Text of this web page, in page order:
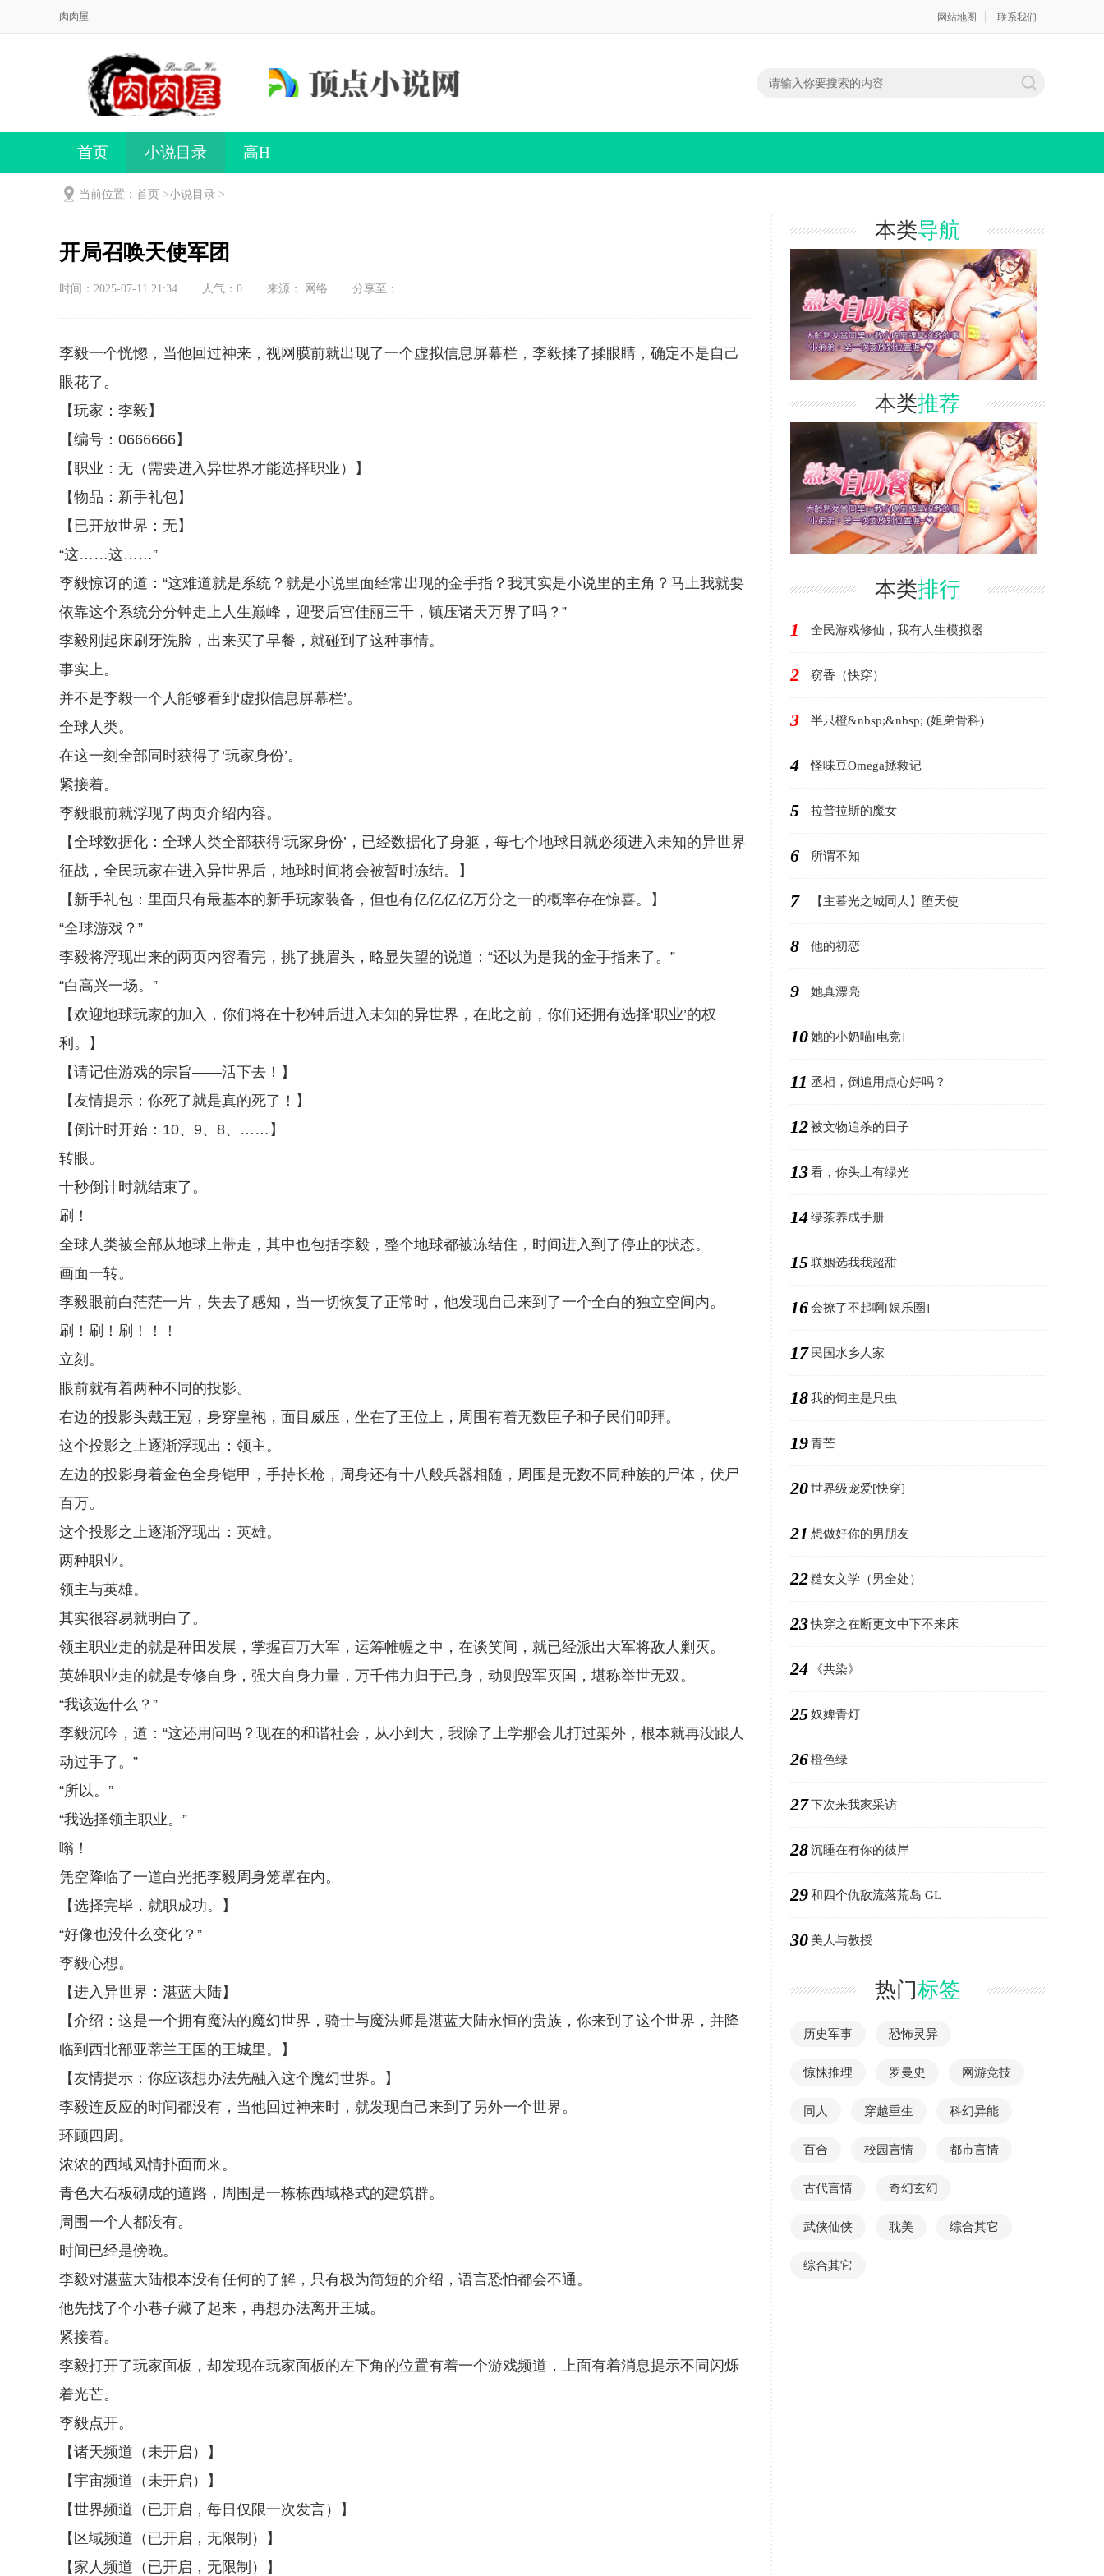
肉肉屋 网站地图 联系我们
首页 小说目录 高H
当前位置：首页 >小说目录 >
开局召唤天使军团
时间：2025-07-11 21:34 人气： 0 来源： 网络 分享至：
李毅一个恍惚，当他回过神来，视网膜前就出现了一个虚拟信息屏幕栏，李毅揉了揉眼睛，确定不是自己
眼花了。
【玩家：李毅】
【编号：0666666】
【职业：无（需要进入异世界才能选择职业）】
【物品：新手礼包】
【已开放世界：无】
“这……这……”
李毅惊讶的道：“这难道就是系统？就是小说里面经常出现的金手指？我其实是小说里的主角？马上我就要
依靠这个系统分分钟走上人生巅峰，迎娶后宫佳丽三千，镇压诸天万界了吗？”
李毅刚起床刷牙洗脸，出来买了早餐，就碰到了这种事情。
事实上。
并不是李毅一个人能够看到‘虚拟信息屏幕栏’。
全球人类。
在这一刻全部同时获得了‘玩家身份’。
紧接着。
李毅眼前就浮现了两页介绍内容。
【全球数据化：全球人类全部获得‘玩家身份’，已经数据化了身躯，每七个地球日就必须进入未知的异世界
征战，全民玩家在进入异世界后，地球时间将会被暂时冻结。】
【新手礼包：里面只有最基本的新手玩家装备，但也有亿亿亿亿万分之一的概率存在惊喜。】
“全球游戏？”
李毅将浮现出来的两页内容看完，挑了挑眉头，略显失望的说道：“还以为是我的金手指来了。”
“白高兴一场。”
【欢迎地球玩家的加入，你们将在十秒钟后进入未知的异世界，在此之前，你们还拥有选择‘职业’的权
利。】
【请记住游戏的宗旨——活下去！】
【友情提示：你死了就是真的死了！】
【倒计时开始：10、9、8、……】
转眼。
十秒倒计时就结束了。
刷！
全球人类被全部从地球上带走，其中也包括李毅，整个地球都被冻结住，时间进入到了停止的状态。
画面一转。
李毅眼前白茫茫一片，失去了感知，当一切恢复了正常时，他发现自己来到了一个全白的独立空间内。
刷！刷！刷！！！
立刻。
眼前就有着两种不同的投影。
右边的投影头戴王冠，身穿皇袍，面目威压，坐在了王位上，周围有着无数臣子和子民们叩拜。
这个投影之上逐渐浮现出：领主。
左边的投影身着金色全身铠甲，手持长枪，周身还有十八般兵器相随，周围是无数不同种族的尸体，伏尸
百万。
这个投影之上逐渐浮现出：英雄。
两种职业。
领主与英雄。
其实很容易就明白了。
领主职业走的就是种田发展，掌握百万大军，运筹帷幄之中，在谈笑间，就已经派出大军将敌人剿灭。
英雄职业走的就是专修自身，强大自身力量，万千伟力归于己身，动则毁军灭国，堪称举世无双。
“我该选什么？”
李毅沉吟，道：“这还用问吗？现在的和谐社会，从小到大，我除了上学那会儿打过架外，根本就再没跟人
动过手了。”
“所以。”
“我选择领主职业。”
嗡！
凭空降临了一道白光把李毅周身笼罩在内。
【选择完毕，就职成功。】
“好像也没什么变化？”
李毅心想。
【进入异世界：湛蓝大陆】
【介绍：这是一个拥有魔法的魔幻世界，骑士与魔法师是湛蓝大陆永恒的贵族，你来到了这个世界，并降
临到西北部亚蒂兰王国的王城里。】
【友情提示：你应该想办法先融入这个魔幻世界。】
李毅连反应的时间都没有，当他回过神来时，就发现自己来到了另外一个世界。
环顾四周。
浓浓的西域风情扑面而来。
青色大石板砌成的道路，周围是一栋栋西域格式的建筑群。
周围一个人都没有。
时间已经是傍晚。
李毅对湛蓝大陆根本没有任何的了解，只有极为简短的介绍，语言恐怕都会不通。
他先找了个小巷子藏了起来，再想办法离开王城。
紧接着。
李毅打开了玩家面板，却发现在玩家面板的左下角的位置有着一个游戏频道，上面有着消息提示不同闪烁
着光芒。
李毅点开。
【诸天频道（未开启）】
【宇宙频道（未开启）】
【世界频道（已开启，每日仅限一次发言）】
【区域频道（已开启，无限制）】
【家人频道（已开启，无限制）】
本类导航
本类推荐
本类排行
1 全民游戏修仙，我有人生模拟器
2 窃香（快穿）
3 半只橙&nbsp;&nbsp; (姐弟骨科)
4 怪味豆Omega拯救记
5 拉普拉斯的魔女
6 所谓不知
7 【主暮光之城同人】堕天使
8 他的初恋
9 她真漂亮
10她的小奶喵[电竞]
11 丞相，倒追用点心好吗？
12被文物追杀的日子
13看，你头上有绿光
14绿茶养成手册
15联姻选我我超甜
16会撩了不起啊[娱乐圈]
17 民国水乡人家
18我的饲主是只虫
19青芒
20世界级宠爱[快穿]
21 想做好你的男朋友
22糙女文学（男全处）
23快穿之在断更文中下不来床
24 《共染》
25奴婢青灯
26橙色绿
27下次来我家采访
28沉睡在有你的彼岸
29和四个仇敌流落荒岛 GL
30 美人与教授
热门标签
历史军事 恐怖灵异
惊悚推理 罗曼史 网游竞技
同人 穿越重生 科幻异能
百合 校园言情 都市言情
古代言情 奇幻玄幻
武侠仙侠 耽美 综合其它
综合其它